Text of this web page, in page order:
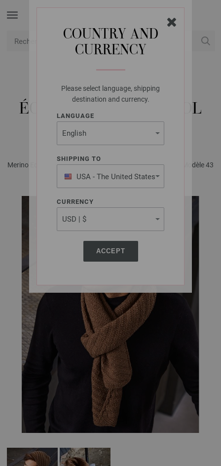
COUNTRY AND
CURRENCY
Please select language, shipping
destination and currency.
LANGUAGE
SHIPPING TO
USA - The United States
of America
CURRENCY
ACCEPT
LANA GROSSA
ÉCHARPE HOMME COOL
WOOL BIG
Merino Edition No. 1 - Magazine (DE) + Explications (FR) | Modèle 43